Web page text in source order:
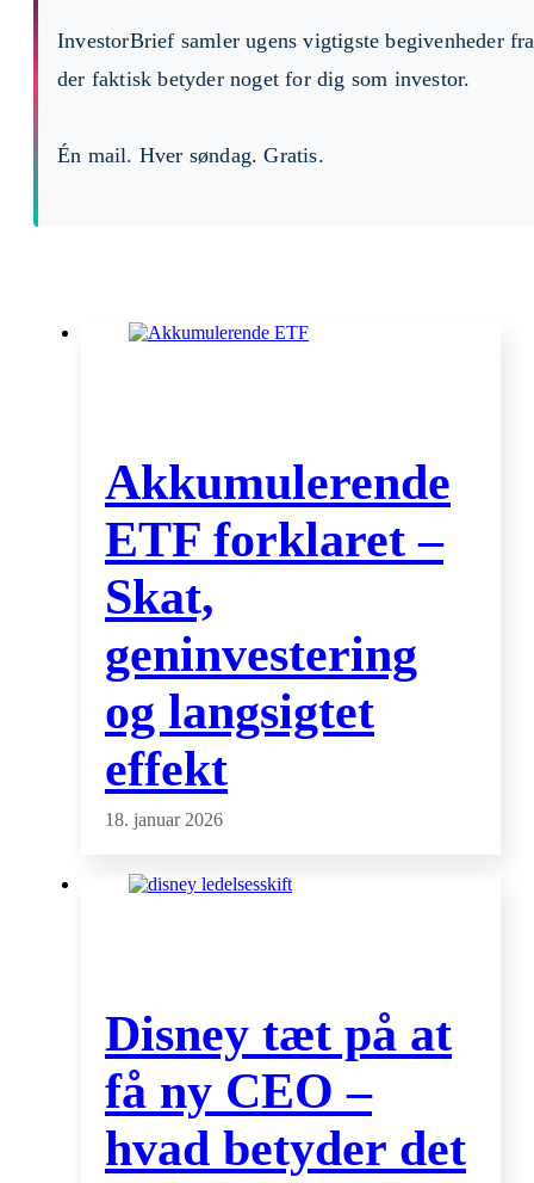
InvestorBrief samler ugens vigtigste begivenheder
der faktisk betyder noget for dig som investor.
Én mail. Hver søndag. Gratis.
Akkumulerende
ETF forklaret –
Skat,
geninvestering
og langsigtet
effekt
18. januar 2026
Disney tæt på at
få ny CEO –
hvad betyder det